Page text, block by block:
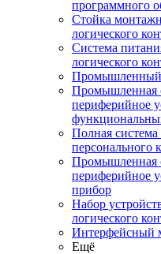
программного
Стойка
логического
Система
логического
Промышленный
Промышленная
периферийное
Полная система
персонального
Промышленная
периферийное
прибор
Набор
логического
Интерфейсный
Ещё